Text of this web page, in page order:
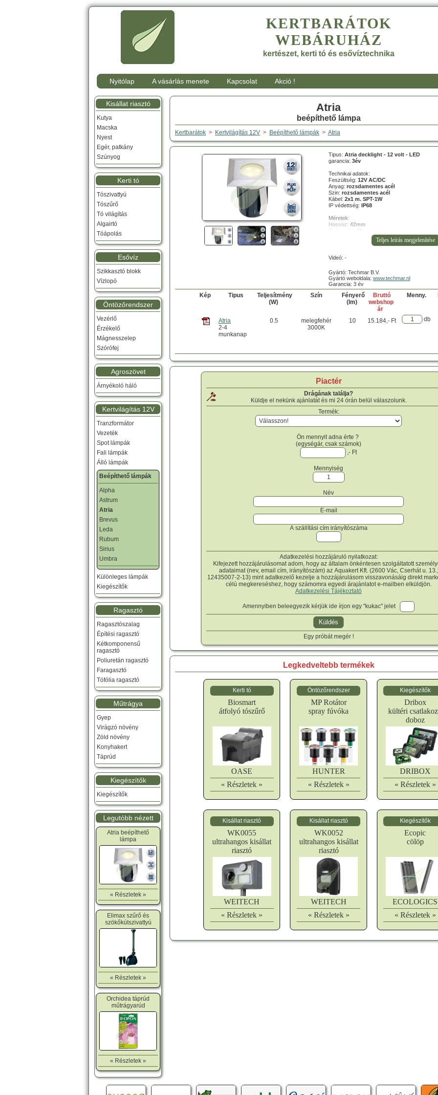
KERTBARÁTOK
WEBÁRUHÁZ
kertészet, kerti tó és esővíztechnika
Nyitólap A vásárlás menete Kapcsolat Akció !
Atria
beépíthető lámpa
Kertbarátok > Kertvilágítás 12V > Beépíthető lámpák > Atria
Tipus: Atria decklight - 12 volt - LED
garancia: 3év
Technikai adatok:
Feszültség: 12V AC/DC
Anyag: rozsdamentes acél
Szin: rozsdamentes acél
Kábel: 2x1 m. SPT-1W
IP védettség: IP68
Méretek:
Hosssz: 42mm
Szélesség:
42mm
45mm
tranzformátor:
szerelőkulcs:
csavarok és csatlakozók:
nem
leszúró tüske:nem
Videó: -
Gyártó: Techmar B.V.
Gyártó weboldala: www.techmar.nl
Garancia: 3 év
Kép Tipus
Teljesítmény
(W)
Szín
Fényerő
(lm)
Bruttó
webshop
ár
Menny.
Atria
2-4
munkanap
0.5
melegfehér
3000K
10 15.184,- Ft db
Piactér
Drágának találja?
Küldje el nekünk ajánlatát és mi 24 órán belül válaszolunk.
Termék:
Ön mennyit adna érte ?
(egységár, csak számok)
,- Ft
Mennyiség
Név
E-mail
A szállítási cím irányítószáma
Adatkezelési hozzájáruló nyilatkozat:
Kifejezett hozzájárulásomat adom, hogy az általam önkéntesen szolgáltatott
adataimat (nev, email cím, irányítószám) az Aquakert Kft. (2600 Vác, Cserhát u. 13.;
12435007-2-13) mint adatkezelő kezelje a hozzájárulásom visszavonásáig direkt
célú megkereséshez, hogy számomra egyedi árajánlatot e-mailben elküldjön.
Adatkezelési Tájékoztató
Amennyiben beleegyezik kérjük ide írjon egy "kukac" jelet
Egy próbát megér !
Legkedveltebb termékek
Kerti tó
Biosmart
átfolyó tószűrő
OASE
« Részletek »
Öntözőrendszer
MP Rotátor
spray fúvóka
HUNTER
« Részletek »
Kiegészítők
Dribox
kültéri
doboz
DRIBOX
« Részletek »
Kisállat riasztó
WK0055
ultrahangos kisállat
riasztó
WEITECH
« Részletek »
Kisállat riasztó
WK0052
ultrahangos kisállat
riasztó
WEITECH
« Részletek »
Kiegészítők
Ecopic
cölöp
ECOLOGICS
« Részletek »
Kisállat riasztó
Kutya
Macska
Nyest
Egér, patkány
Szúnyog
Kerti tó
Tószivattyú
Tószűrő
Tó világítás
Algairtó
Tóápolás
Esővíz
Szikkasztó blokk
Vízlopó
Öntözőrendszer
Vezérlő
Érzékelő
Mágnesszelep
Szórófej
Agroszövet
Árnyékoló háló
Kertvilágítás 12V
Tranzformátor
Vezeték
Spot lámpák
Fali lámpák
Álló lámpák
Beépíthető lámpák
Alpha
Astrum
Atria
Brevus
Leda
Rubum
Sirius
Umbra
Különleges lámpák
Kiegészítők
Ragasztó
Ragasztószalag
Építési ragasztó
Kétkomponensű
ragasztó
Poliuretán ragasztó
Faragasztó
Tófólia ragasztó
Műtrágya
Gyep
Virágzó növény
Zöld növény
Konyhakert
Táprúd
Kiegészítők
Kiegészítők
Legutóbb nézett
Atria beépíthető
lámpa
« Részletek »
Elimax szűrő és
szökőkútszivattyú
« Részletek »
Orchidea táprúd
műtrágyarúd
« Részletek »